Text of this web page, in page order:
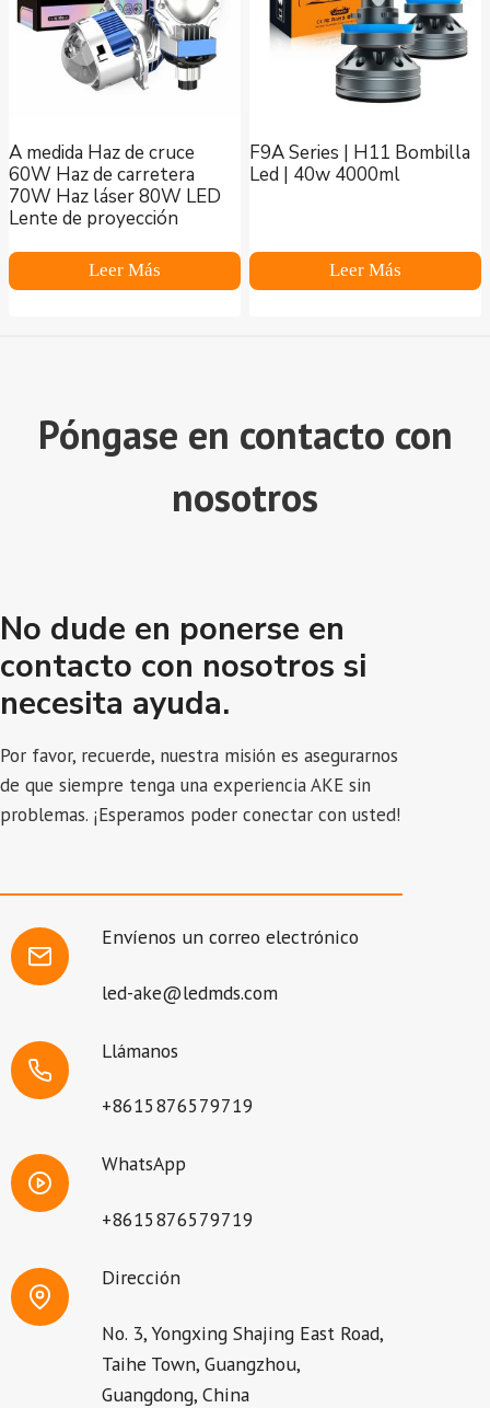
A medida Haz de cruce
60W Haz de carretera
70W Haz láser 80W LED
Lente de proyección
Leer Más
F9A Series | H11 Bombilla
Led | 40w 4000ml
Leer Más
Póngase en contacto con
nosotros
No dude en ponerse en
contacto con nosotros si
necesita ayuda.
Por favor, recuerde, nuestra misión es asegurarnos
de que siempre tenga una experiencia AKE sin
problemas. ¡Esperamos poder conectar con usted!
Envíenos un correo electrónico
led-ake@ledmds.com
Llámanos
+8615876579719
WhatsApp
+8615876579719
Dirección
No. 3, Yongxing Shajing East Road,
Taihe Town, Guangzhou,
Guangdong, China